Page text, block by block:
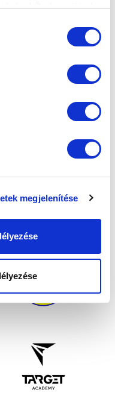
Ön hozzájárul a
megjelenítése